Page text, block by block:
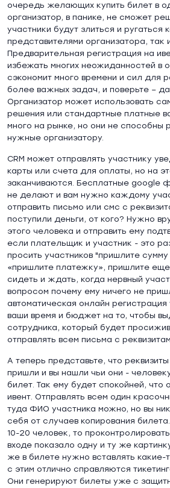
очередь желающих купить билет в
организатор, в панике, не сможет
участники будут злиться и ругаться
представителями организатора,
Предварительная регистрация на
избежать многих неожиданностей в
сэкономит много времени и сил для
более важных задач, и поверьте –
Организатор может использовать
решения или стандартные платные
много на рынке, но они не способны
нужные организатору.
CRM может отправлять участнику
карты или счета для оплаты, но на
заканчиваются. Бесплатные google
не делают и вам нужно каждому
отправить письмо или смс с
поступили деньги, от кого? Нужно
этого человека и отправить ему
если плательщик и участник - это
просить участников "пришлите
«пришлите платежку», пришлите
сидеть и ждать, когда нервный
вопросом почему ему ничего не
автоматическая онлайн регистрация
ваши время и бюджет на то, чтобы
сотрудника, который будет
отправлять всем письма с
А теперь представьте, что
пришли и вы нашли чьи они -
билет. Так ему будет спокойней, что
ивент. Отправлять всем один
туда ФИО участника можно, но вы
себя от случаев копирования
10-20 человек, то
входе показало одну и ту же
же в билете нужно вставлять какие-
с этим отлично справляются
Они генерируют билеты уже с